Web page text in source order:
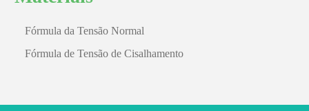
Fórmula da Tensão Normal
Fórmula de Tensão de Cisalhamento